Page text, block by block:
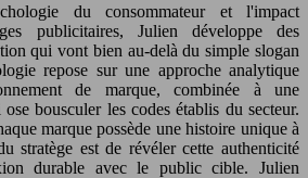
du consommateur et l'impact
publicitaires, Julien développe des
qui vont bien au-delà du simple slogan
repose sur une approche analytique
de marque, combinée à une
bousculer les codes établis du secteur.
marque possède une histoire unique à
stratège est de révéler cette authenticité
durable avec le public cible. Julien